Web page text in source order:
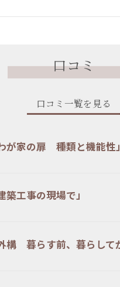
口コミ
口コミ一覧を見る
が家の扉 種類と機能性」
築工事の現場で」
構 暮らす前、暮らして